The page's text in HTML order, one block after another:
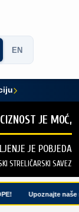
EN
JE MOĆ,
JE POBJEDA
STRELIČARSKI SAVEZ
Upoznajte naše